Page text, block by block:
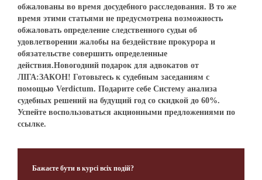
обжалованы во время досудебного расследования. В то же
время этими статьями не предусмотрена возможность
обжаловать определение следственного судьи об
удовлетворении жалобы на бездействие прокурора и
обязательстве совершить определенные
действия.Новогодний подарок для адвокатов от
ЛІГА:ЗАКОН! Готовьтесь к судебным заседаниям с
помощью Verdictum. Подарите себе Систему анализа
судебных решений на будущий год со скидкой до 60%.
Успейте воспользоваться акционными предложениями по
ссылке.
Бажаєте бути в курсі всіх подій?